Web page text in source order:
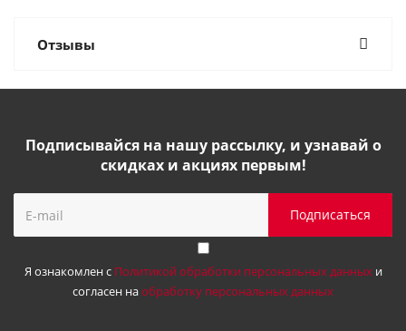
Отзывы
Подписывайся на нашу рассылку, и узнавай о
скидках и акциях первым!
Я ознакомлен с Политикой обработки персональных данныхи
согласен наобработку персональных данных